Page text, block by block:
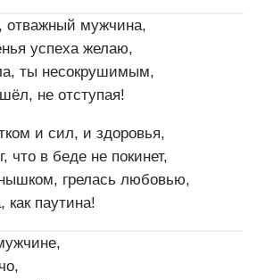
отважный мужчина,
успеха желаю,
ты несокрушимым,
не отступая!
и сил, и здоровья,
что в беде не покинет,
грелась любовью,
как паутина!